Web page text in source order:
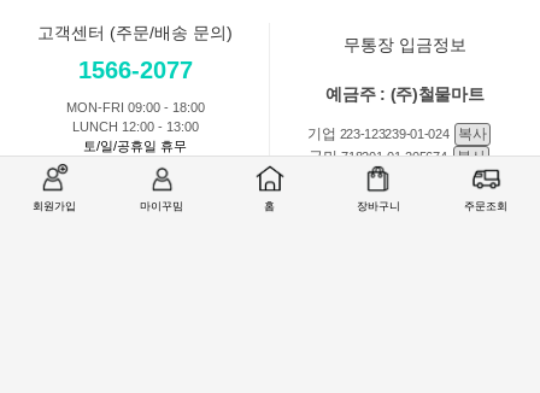
회원가입 마이꾸밈 홈 장바구니 주문조회
고객센터 (주문/배송 문의)
1566-2077
MON-FRI 09:00 - 18:00
LUNCH 12:00 - 13:00
토/일/공휴일 휴무
무통장 입금정보
예금주 : (주)철물마트
기업 223-123239-01-024
복사
국민718201-01-205674
복사
301-0168-3882-11 복사